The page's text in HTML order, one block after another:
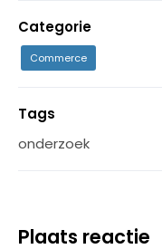
Categorie
Commerce
Tags
onderzoek
Plaats reactie